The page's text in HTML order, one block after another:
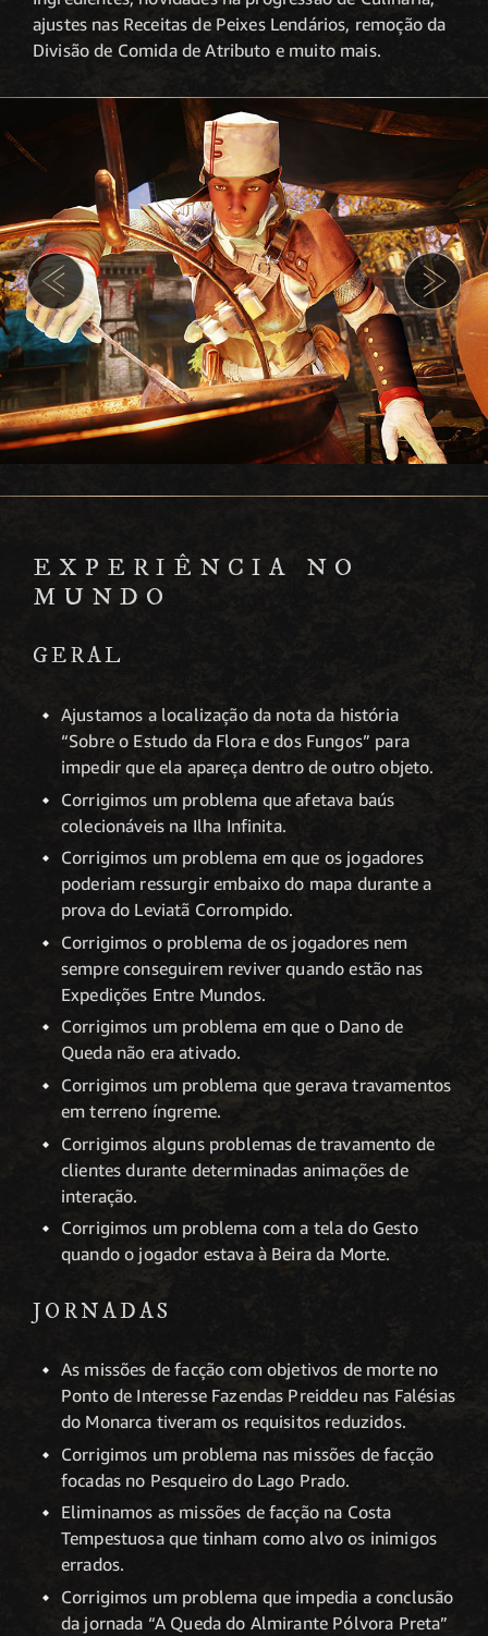
ajustes nas Receitas de Peixes Lendários, remoção da
Divisão de Comida de Atributo e muito mais.
EXPERIÊNCIA NO
MUNDO
GERAL
Ajustamos a localização da nota da história
“Sobre o Estudo da Flora e dos Fungos” para
impedir que ela apareça dentro de outro objeto.
Corrigimos um problema que afetava baús
colecionáveis na Ilha Infinita.
Corrigimos um problema em que os jogadores
poderiam ressurgir embaixo do mapa durante a
prova do Leviatã Corrompido.
Corrigimos o problema de os jogadores nem
sempre conseguirem reviver quando estão nas
Expedições Entre Mundos.
Corrigimos um problema em que o Dano de
Queda não era ativado.
Corrigimos um problema que gerava travamentos
em terreno íngreme.
Corrigimos alguns problemas de travamento de
clientes durante determinadas animações de
interação.
Corrigimos um problema com a tela do Gesto
quando o jogador estava à Beira da Morte.
JORNADAS
As missões de facção com objetivos de morte no
Ponto de Interesse Fazendas Preiddeu nas Falésias
do Monarca tiveram os requisitos reduzidos.
Corrigimos um problema nas missões de facção
focadas no Pesqueiro do Lago Prado.
Eliminamos as missões de facção na Costa
Tempestuosa que tinham como alvo os inimigos
errados.
Corrigimos um problema que impedia a conclusão
da jornada “A Queda do Almirante Pólvora Preta”